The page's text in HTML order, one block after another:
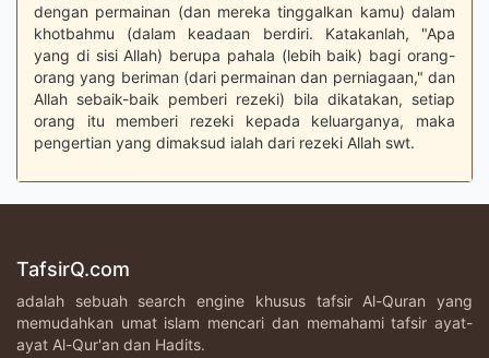
dengan permainan (dan mereka tinggalkan kamu) dalam
khotbahmu (dalam keadaan berdiri. Katakanlah, "Apa
yang di sisi Allah) berupa pahala (lebih baik) bagi orang-
orang yang beriman (dari permainan dan perniagaan," dan
Allah sebaik-baik pemberi rezeki) bila dikatakan, setiap
orang itu memberi rezeki kepada keluarganya, maka
pengertian yang dimaksud ialah dari rezeki Allah swt.
TafsirQ.com
adalah sebuah search engine khusus tafsir Al-Quran yang
memudahkan umat islam mencari dan memahami tafsir ayat-
ayat Al-Qur'an dan Hadits.